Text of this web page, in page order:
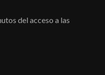
del acceso a las